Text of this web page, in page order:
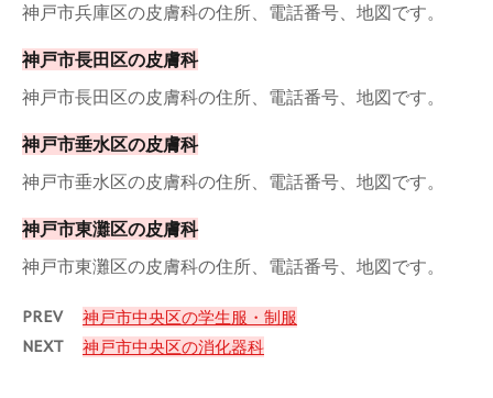
神戸市兵庫区の皮膚科の住所、電話番号、地図です。
神戸市長田区の皮膚科
神戸市長田区の皮膚科の住所、電話番号、地図です。
神戸市垂水区の皮膚科
神戸市垂水区の皮膚科の住所、電話番号、地図です。
神戸市東灘区の皮膚科
神戸市東灘区の皮膚科の住所、電話番号、地図です。
PREV 神戸市中央区の学生服・制服
NEXT 神戸市中央区の消化器科